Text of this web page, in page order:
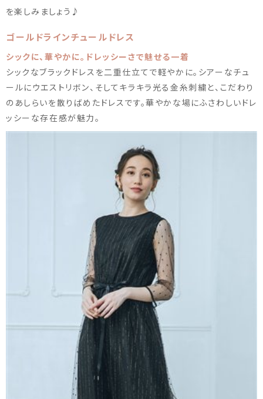
を楽しみましょう♪
ゴールドラインチュールドレス
シックに、華やかに。ドレッシーさで魅せる一着
シックなブラックドレスを二重仕立てで軽やかに。シアーなチュ
ールにウエストリボン、そしてキラキラ光る金糸刺繍と、こだわり
のあしらいを散りばめたドレスです。華やかな場にふさわしいドレ
ッシーな存在感が魅力。